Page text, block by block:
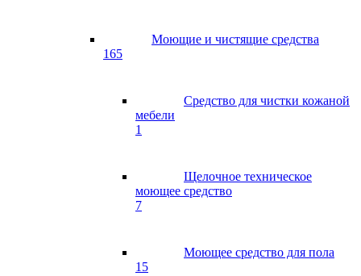
Моющие и чистящие средства
165
Средство для чистки кожаной
мебели
1
Щелочное техническое
моющее средство
7
Моющее средство для пола
15